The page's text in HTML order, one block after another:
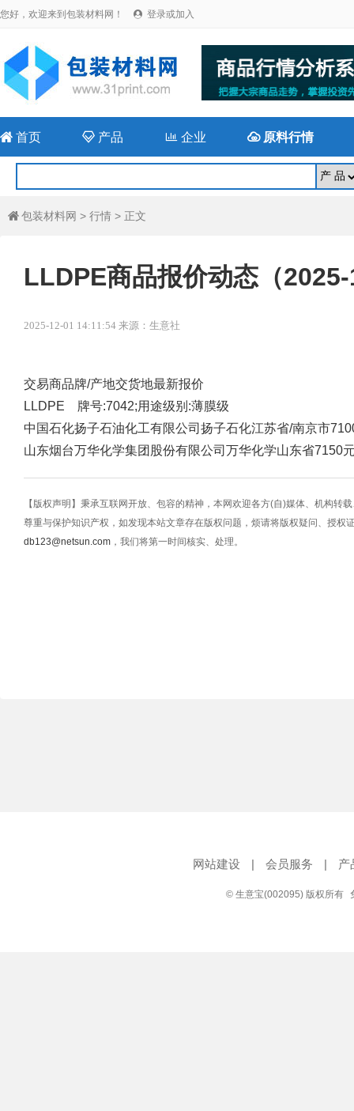
您好，欢迎来到包装材料网！  登录或加入
 首页  产品 企业 原料行情
 包装材料网 > 行情 > 正文
LLDPE商品报价动态（
2025-12-01 14:11:54 来源：生意社
交易商品牌/产地交货地最新报价
LLDPE 牌号:7042;用途级别:薄膜级
中国石化扬子石油化工有限公司 扬子石化江苏省/南京市
山东烟台万华化学集团股份有限公司 万华化学山东省7150
【版权声明】秉承互联网开放、包容的精神，本网欢迎各方(自)媒体、机构转
尊重与保护知识产权，如发现本站文章存在版权问题，烦请将版权疑问、授权
db123@netsun.com ，我们将第一时间核实、处理。
网站建设 | 会员服务 | 产
© 生意宝(002095) 版权所有